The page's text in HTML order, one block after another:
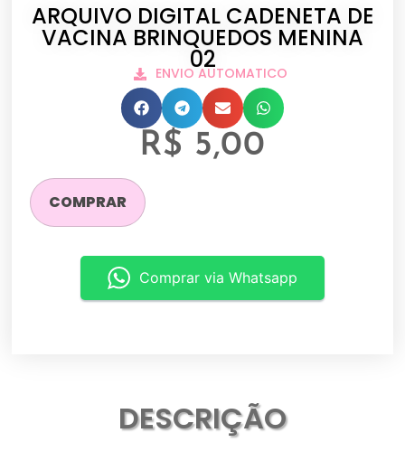
ARQUIVO DIGITAL CADENETA DE
VACINA BRINQUEDOS MENINA
02
ENVIO AUTOMATICO
R$ 5,00
COMPRAR
Comprar via Whatsapp
DESCRIÇÃO